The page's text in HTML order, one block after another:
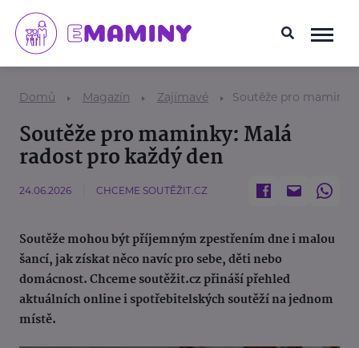
Domů Magazín Zajímavé Soutěže pro
Soutěže pro maminky: Malá
radost pro každý den
24.06.2026 CHCEME SOUTĚŽIT.CZ
Soutěže mohou být příjemným zpestřením dne i malou
šancí, jak získat něco navíc pro sebe, děti nebo
domácnost. Chceme soutěžit.cz přináší přehled
aktuálních online i spotřebitelských soutěží na jednom
místě.